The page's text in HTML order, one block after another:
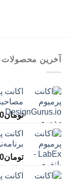
آخرین محصولات
تومان
تومان